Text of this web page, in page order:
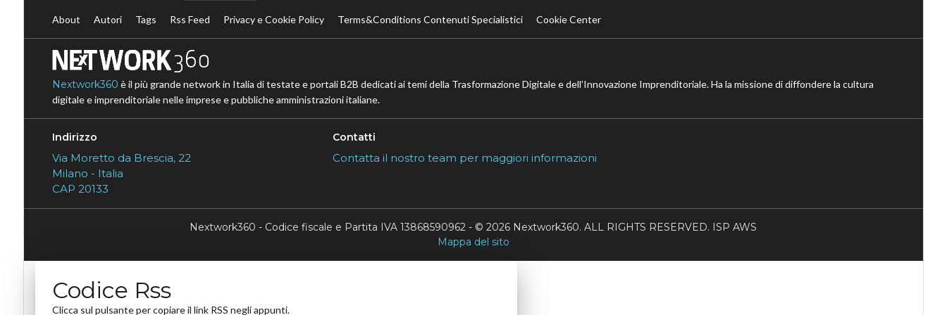
About Autori Tags Rss Feed Privacy e Cookie Policy Terms&Conditions Contenuti Specialistici Cookie Center
Nextwork360 è il più grande network in Italia di testate e portali B2B dedicati ai temi della Trasformazione Digitale e dell’Innovazione Imprenditoriale. Ha la missione di diffondere la cultura
digitale e imprenditoriale nelle imprese e pubbliche amministrazioni italiane.
Indirizzo
Via Moretto da Brescia, 22
Milano - Italia
CAP 20133
Contatti
Contatta il nostro team per maggiori informazioni
Nextwork360 - Codice fiscale e Partita IVA 13868590962 - © 2026 Nextwork360. ALL RIGHTS RESERVED. ISP AWS
Mappa del sito
Codice Rss
Clicca sul pulsante per copiare il link RSS negli appunti.